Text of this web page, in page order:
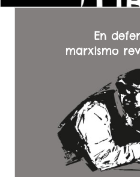
En
marxismo
Luchamos por la defensa del
revolucionario frente a las
estalinistas. Queremos
y estratégicas del
experiencias de más de dos
trabajadora para
forma